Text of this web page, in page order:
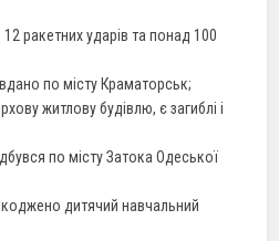
ракетних ударів та понад 100
по місту Краматорськ;
житлову будівлю, є загиблі і
по місту Затока Одеської
дитячий навчальний